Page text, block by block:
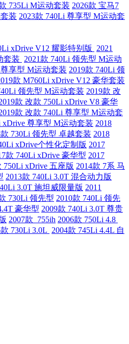
735Li M运动套装 2026款 宝马7
装 2023款 740Li 尊享型 M运动套
xDrive V12 耀影特别版
2021
套装 2021款 740Li 领先型 M运动
享型 M运动套装 2019款 740Li 领
款 M760Li xDrive V12 豪华套装
领先型 M运动套装 2019款 改
款 改款 750Li xDrive V8 豪华
款 改款 740Li 尊享型 M运动套
xDrive 尊享型 M运动套装 2018
款 730Li 领先型 卓越套装 2018
xDrive个性化定制版 2017
款 740Li xDrive 豪华型 2017
750Li xDrive 五座版 2014款 7系 马
2013款 740Li 3.0T 混合动力版
3.0T 施坦威限量版 2011
730Li 领先型 2010款 740Li 领先
豪华型 2009款 740Li 3.0T 尊贵
2007款 755ih 2006款 750Li 4.8
730Li 3.0L 2004款 745Li 4.4L 自